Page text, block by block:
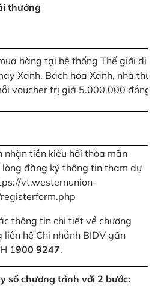
thưởng
hàng tại hệ thống Thế giới di
Xanh, Bách hóa Xanh, nhà
voucher trị giá 5.000.000 đồng
nhận tiền kiều hối thỏa mãn
lòng đăng ký thông tin tham dự
vt.westernunion-
thông tin chi tiết về chương
hệ Chi nhánh BIDV gần
1900 9247.
số chương trình với 2 bước: